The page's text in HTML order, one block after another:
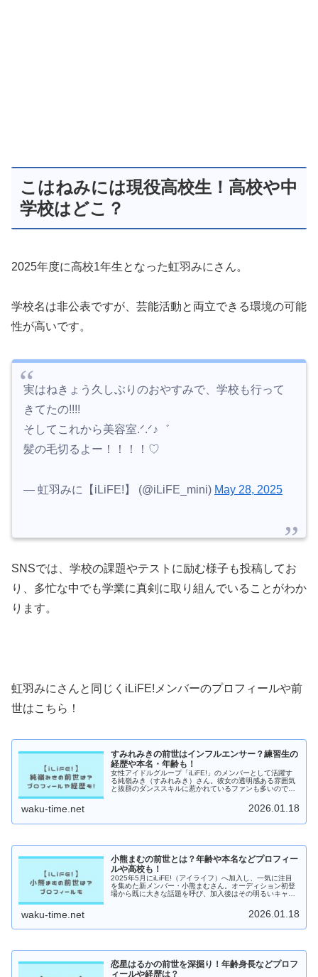
こはねみには現役高校生！高校や中
学校はどこ？
2025年度に高校1年生となった虹羽みにさん。
学校名は非公表ですが、芸能活動と両立できる環境の可能
性が高いです。
実はねきょう久しぶりのおやすみで、学校も行って
きてたの!!!!
そしてこれから美容室.ᐟ.ᐟ♪゛
髪の毛切るよー！！！！♡
— 虹羽みに【iLiFE!】 (@iLiFE_mini) May 28, 2025
SNSでは、学校の課題やテストに励む様子も投稿してお
り、多忙な中でも学業に真剣に取り組んでいることがわか
ります。
虹羽みにさんと同じくiLiFE!メンバーのプロフィールや前
世はこちら！
すみれみきの前世はインフルエンサー？練習生の
経歴や本名・年齢も！
女性アイドルグループ「iLiFE!」のメンバーとして活躍す
る純嶺みき（すみれみき）さん。彼女の透明感ある雰囲気
と抜群のダンススキルに惹かれているファンも多いのでは
waku-time.net 2026.01.18
小熊まむの前世とは？年齢や本名などプロフィー
ルや高校も！
2025年5月にiLiFE!（アイライフ）へ加入し、一気に注目
を集めた新メンバー・小熊まむさん。オーディション初登
場から既に大きな話題を呼び、加入後はその明るいキャラ
waku-time.net 2026.01.18
恋星はるかの前世を深掘り！年齢身長などプロフ
ィールや経歴は？